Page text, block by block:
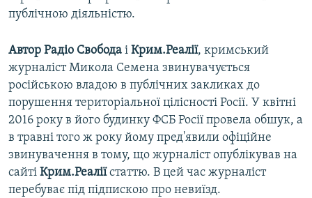
публічною діяльністю.
Автор Радіо Свобода і Крим.Реалії, кримський
журналіст Микола Семена звинувачується
російською владою в публічних закликах до
порушення територіальної цілісності Росії. У квітні
2016 року в його будинку ФСБ Росії провела обшук, а
в травні того ж року йому пред'явили офіційне
звинувачення в тому, що журналіст опублікував на
сайті Крим.Реаліїстаттю. В цей час журналіст
перебуває під підпискою про невиїзд.